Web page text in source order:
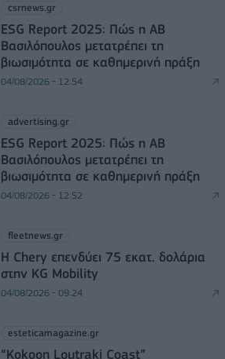
csrnews.gr
ESG Report 2025: Πώς η ΑΒ
Βασιλόπουλος μετατρέπει τη
βιωσιμότητα σε καθημερινή πράξη
04/08/2026 - 12:54
advertising.gr
ESG Report 2025: Πώς η ΑΒ
Βασιλόπουλος μετατρέπει τη
βιωσιμότητα σε καθημερινή πράξη
04/08/2026 - 12:52
fleetnews.gr
Η Chery επενδύει 75 εκατ. δολάρια
στην KG Mobility
04/08/2026 - 09:24
esteticamagazine.gr
“Kokoon Loutraki Coast”